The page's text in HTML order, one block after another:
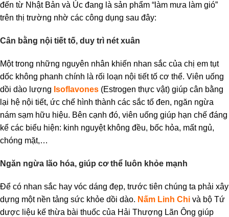
đến từ Nhật Bản và Úc đang là sản phẩm “làm mưa làm gió”
trên thị trường nhờ các công dụng sau đây:
Cân bằng nội tiết tố, duy trì nét xuân
Một trong những nguyên nhân khiến nhan sắc của chị em tụt
dốc không phanh chính là rối loạn nội tiết tố cơ thể. Viên uống
dồi dào lượng Isoflavones (Estrogen thực vật) giúp cân bằng
lại hệ nội tiết, ức chế hình thành các sắc tố đen, ngăn ngừa
nám sạm hữu hiệu. Bên cạnh đó, viên uống giúp hạn chế đáng
kể các biểu hiện: kinh nguyệt không đều, bốc hỏa, mất ngủ,
chóng mặt,…
Ngăn ngừa lão hóa, giúp cơ thể luôn khỏe mạnh
Để có nhan sắc hay vóc dáng đẹp, trước tiên chúng ta phải xây
dựng một nền tảng sức khỏe dồi dào. Nấm Linh Chi và bộ Tứ
dược liệu kế thừa bài thuốc của Hải Thượng Lãn Ông giúp